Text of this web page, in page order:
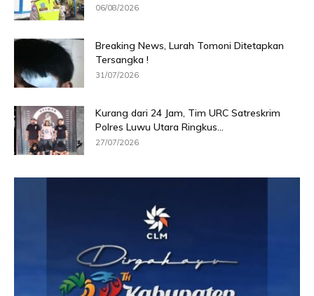
06/08/2026
Breaking News, Lurah Tomoni Ditetapkan
Tersangka !
31/07/2026
Kurang dari 24 Jam, Tim URC Satreskrim
Polres Luwu Utara Ringkus...
27/07/2026